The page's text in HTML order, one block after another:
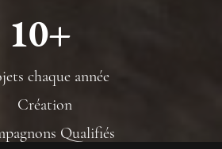
10+
chaque année
Création
Qualifiés